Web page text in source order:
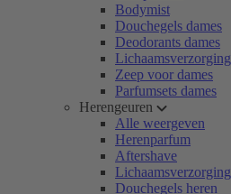
Bodymist
Douchegels dames
Deodorants dames
Lichaamsverzorging
Zeep voor dames
Parfumsets dames
Herengeuren
Alle weergeven
Herenparfum
Aftershave
Lichaamsverzorging
Douchegels heren